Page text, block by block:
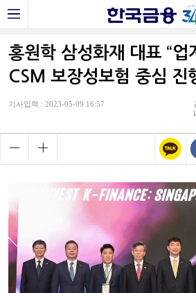
홍원학 삼성화재 대표 “업
CSM 보장성보험 중심 진
기사입력 : 2023-05-09 16:57